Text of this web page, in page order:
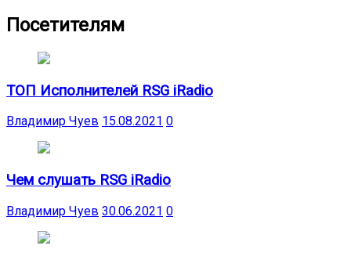
Посетителям
ТОП Исполнителей RSG iRadio
Владимир Чуев 15.08.2021 0
Чем слушать RSG iRadio
Владимир Чуев 30.06.2021 0